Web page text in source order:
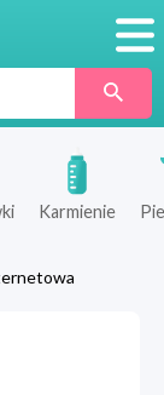
Karmienie